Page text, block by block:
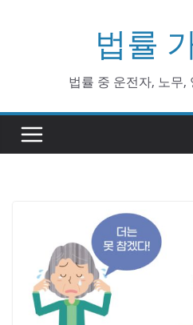
법률
법률 중 운전자, 노무,